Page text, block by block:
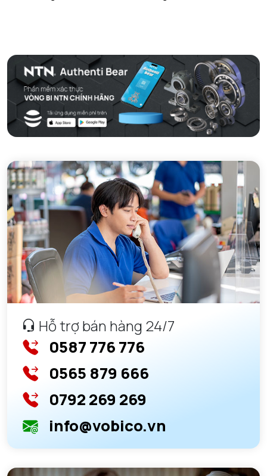
Hỗ trợ bán hàng 24/7
0587 776 776
0565 879 666
0792 269 269
info@vobico.vn